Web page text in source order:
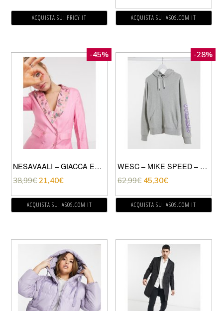
ACQUISTA SU: PRICY IT ACQUISTA SU: ASOS.COM IT
-45%
NESAVAALI – GIACCA ELEGANTE SARTORIALE-VIOLA
38,99€ 21,40€
ACQUISTA SU: ASOS.COM IT
-28%
WESC – MIKE SPEED – FELPA CON CAPPUCCIO E LOGO ANNI ’90-GRIGIO
62,99€ 45,30€
ACQUISTA SU: ASOS.COM IT